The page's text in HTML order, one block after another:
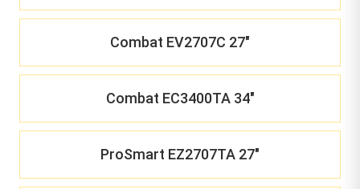
Combat EV2707C 27"
Combat EC3400TA 34"
ProSmart EZ2707TA 27"